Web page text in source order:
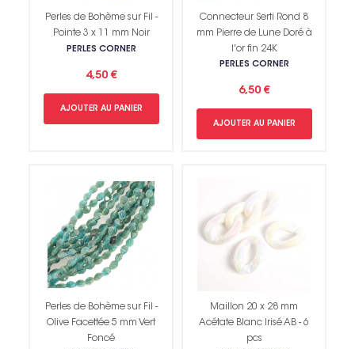
Perles de Bohème sur Fil -
Pointe 3 x 11 mm Noir
PERLES CORNER
4,50 €
AJOUTER AU PANIER
Connecteur Serti Rond 8
mm Pierre de Lune Doré à
l'or fin 24K
PERLES CORNER
6,50 €
AJOUTER AU PANIER
Perles de Bohème sur Fil -
Olive Facettée 5 mm Vert
Foncé
Maillon 20 x 28 mm
Acétate Blanc Irisé AB - 6
pcs